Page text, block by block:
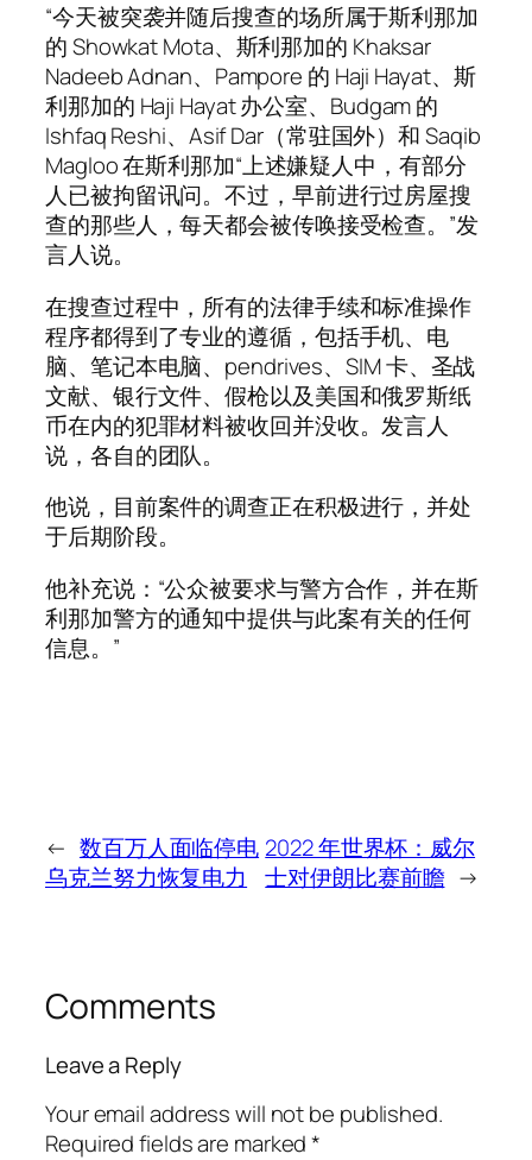
“今天被突袭并随后搜查的场所属于斯利那加
的 Showkat Mota、斯利那加的 Khaksar
Nadeeb Adnan、Pampore 的 Haji Hayat、斯
利那加的 Haji Hayat 办公室、Budgam 的
Ishfaq Reshi、Asif Dar（常驻国外）和 Saqib
Magloo 在斯利那加“上述嫌疑人中，有部分
人已被拘留讯问。不过，早前进行过房屋搜
查的那些人，每天都会被传唤接受检查。”发
言人说。
在搜查过程中，所有的法律手续和标准操作
程序都得到了专业的遵循，包括手机、电
脑、笔记本电脑、pendrives、SIM 卡、圣战
文献、银行文件、假枪以及美国和俄罗斯纸
币在内的犯罪材料被收回并没收。发言人
说，各自的团队。
他说，目前案件的调查正在积极进行，并处
于后期阶段。
他补充说：“公众被要求与警方合作，并在斯
利那加警方的通知中提供与此案有关的任何
信息。”
← 数百万人面临停电
乌克兰努力恢复电力
2022 年世界杯：威尔
士对伊朗比赛前瞻 →
Comments
Leave a Reply
Your email address will not be published.
Required fields are marked*